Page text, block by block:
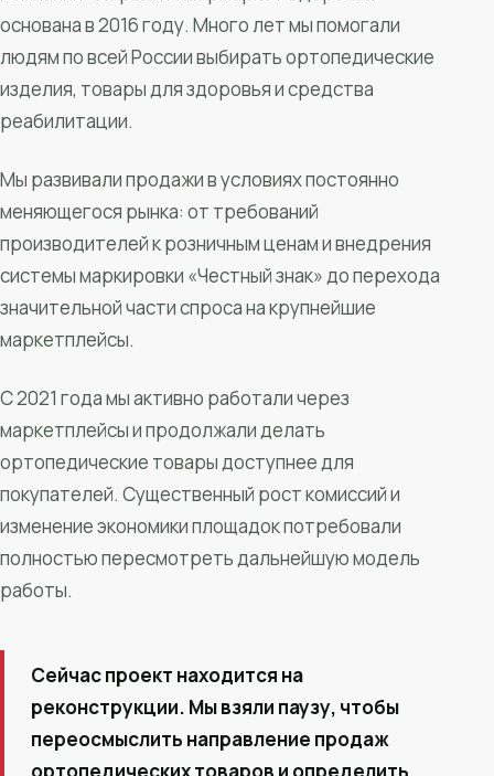
основана в 2016 году. Много лет мы помогали
людям по всей России выбирать ортопедические
изделия, товары для здоровья и средства
реабилитации.
Мы развивали продажи в условиях постоянно
меняющегося рынка: от требований
производителей к розничным ценам и внедрения
системы маркировки «Честный знак» до перехода
значительной части спроса на крупнейшие
маркетплейсы.
С 2021 года мы активно работали через
маркетплейсы и продолжали делать
ортопедические товары доступнее для
покупателей. Существенный рост комиссий и
изменение экономики площадок потребовали
полностью пересмотреть дальнейшую модель
работы.
Сейчас проект находится на
реконструкции. Мы взяли паузу, чтобы
переосмыслить направление продаж